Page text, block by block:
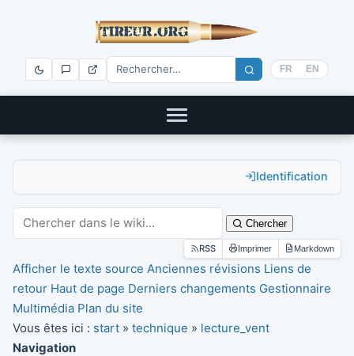
FR EN
Identification
Chercher
RSS Imprimer Markdown
Afficher le texte source Anciennes révisions Liens de
retour Haut de page Derniers changements Gestionnaire
Multimédia Plan du site
Vous êtes ici : start » technique » lecture_vent
Navigation